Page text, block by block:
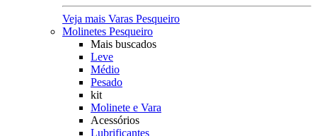
Veja mais Varas Pesqueiro
Molinetes Pesqueiro
Mais buscados
Leve
Médio
Pesado
kit
Molinete e Vara
Acessórios
Lubrificantes